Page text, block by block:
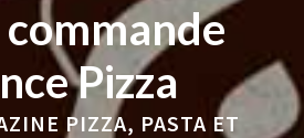
Pizza
PIZZA, PASTA ET